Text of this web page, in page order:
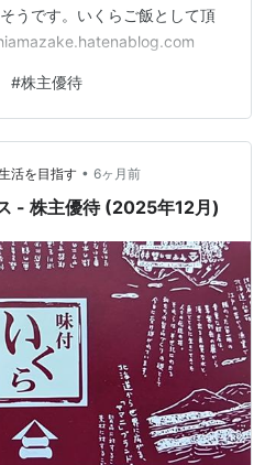
うです。いくらご飯として頂
#株主優待
活を目指す • 6ヶ月前
- 株主優待 (2025年12月)